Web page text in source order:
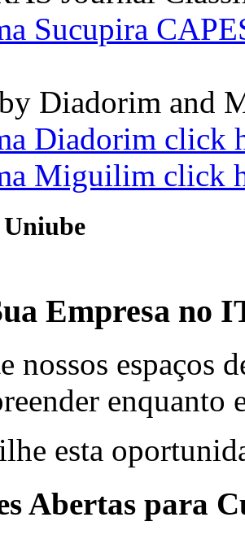
Sucupira
Diadorim and
Diadorim click
Miguilim click
Empresa no
nossos espaços
enquanto
esta
Abertas para